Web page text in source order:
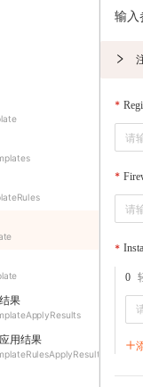
果
用结果
输入
0